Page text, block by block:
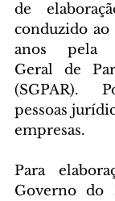
de
conduzido
anos pela
Geral de
(SGPAR).
pessoas
empresas.
Para
Governo do